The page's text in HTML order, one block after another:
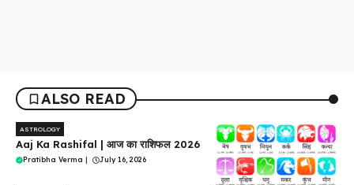
ALSO READ
ASTROLOGY
Aaj Ka Rashifal | आज का राशिफल 2026
Pratibha Verma | July 16, 2026